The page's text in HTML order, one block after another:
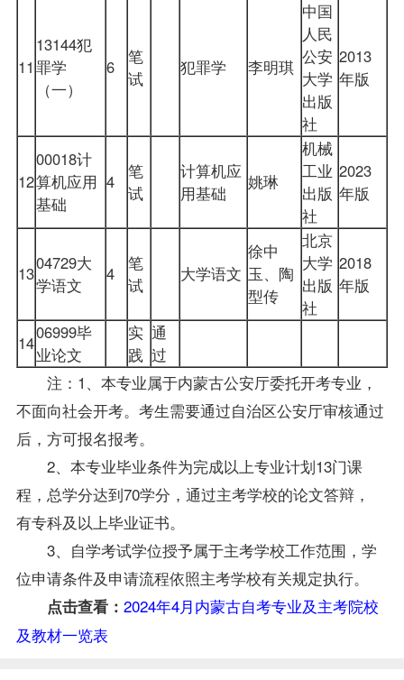
11
13144犯
罪学
（一）
6
笔
试
犯罪学 李明琪
中国
人民
公安
大学
出版
社
2013
年版
12
00018计
算机应用
基础
4
笔
试
计算机应
用基础
姚琳
机械
工业
出版
社
2023
年版
1304729大
学语文
4
笔
试
大学语文
徐中
玉、陶
型传
北京
大学
出版
社
2018
年版
1406999毕
业论文
实
践
通
过
注：1、本专业属于内蒙古公安厅委托开考专业，
不面向社会开考。考生需要通过自治区公安厅审核通过
后，方可报名报考。
2、本专业毕业条件为完成以上专业计划13门课
程，总学分达到70学分，通过主考学校的论文答辩，
有专科及以上毕业证书。
3、自学考试学位授予属于主考学校工作范围，学
位申请条件及申请流程依照主考学校有关规定执行。
点击查看： 2024年4月内蒙古自考专业及主考院校
及教材一览表